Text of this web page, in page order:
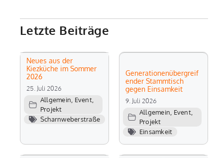
Letzte Beiträge
Neues aus der
Kiezküche im Sommer
2026
25. Juli 2026
Allgemein Event,
Projekt
Scharnweberstraße
Generationenübergreif
ender Stammtisch
gegen Einsamkeit
9. Juli 2026
Allgemein Event,
Projekt
Einsamkeit